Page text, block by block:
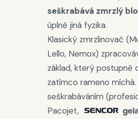
seškrabává zmrzlý
úplně jiná fyzika.
Klasický zmrzlinovač
Lello, Nemox)
základ, který postupně
zatímco rameno
seškrabáváním
Pacojet,